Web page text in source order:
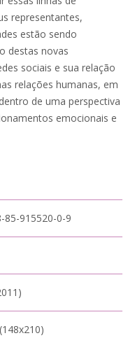
representantes,
estão sendo
destas novas
sociais e sua relação
relações humanas, em
de uma perspectiva
emocionais e
85-915520-0-9